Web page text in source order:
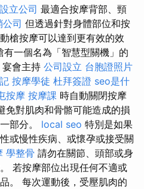
設立公司 最適合按摩背部、頸
司 但透過針對身體部位和按
槍按摩可以達到更有效的效
一個名為「智慧型關機」的
會主持 公司設立 台胞證照片
按摩學徒 杜拜簽證 seo是什
按摩 按摩課 時自動關閉按摩
免對肌肉和骨骼可能造成的損
部分。 local seo 特別是如果
或慢性疾病、或懷孕或接受關
學整骨 請勿在關節、頭部或身
若按摩部位出現任何不適或
。 每次運動後，受壓肌肉的